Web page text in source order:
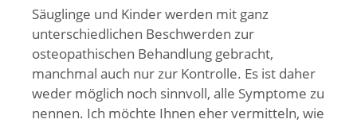
Säuglinge und Kinder werden mit ganz
unterschiedlichen Beschwerden zur
osteopathischen Behandlung gebracht,
manchmal auch nur zur Kontrolle. Es ist daher
weder möglich noch sinnvoll, alle Symptome zu
nennen. Ich möchte Ihnen eher vermitteln, wie